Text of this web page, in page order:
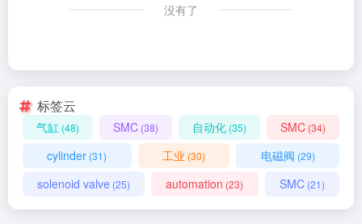
没有了
标签云
气缸 (48) SMC (38) 自动化 (35) SMC (34)
cylinder (31) 工业 (30) 电磁阀 (29)
solenoid valve (25) automation (23) SMC(21)